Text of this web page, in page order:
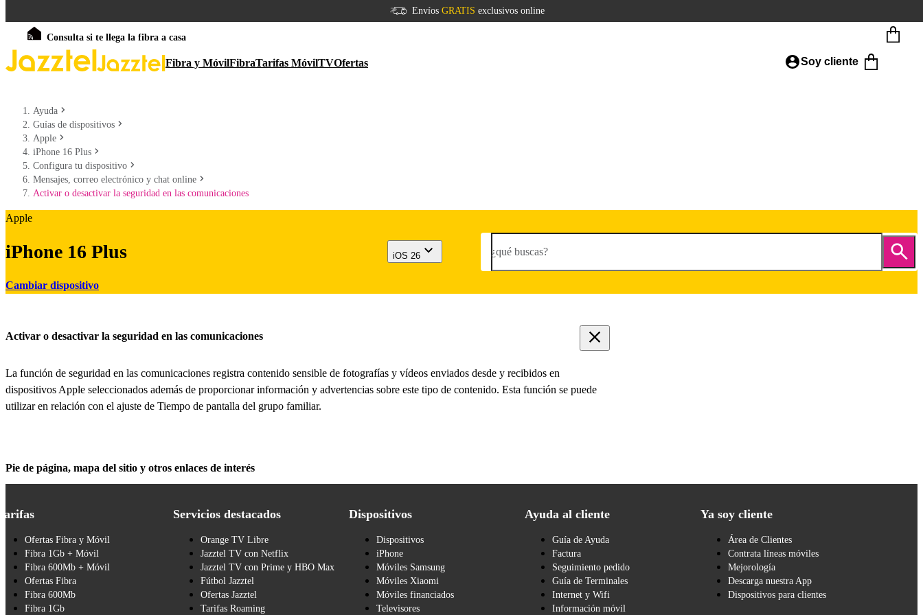
Envíos GRATIS exclusivos online
Consulta si te llega la fibra a casa
Fibra y MóvilFibraTarifas MóvilTVOfertas Soy cliente
Ayuda
Guías de dispositivos
Apple
iPhone 16 Plus
Configura tu dispositivo
Mensajes, correo electrónico y chat online
Activar o desactivar la seguridad en las comunicaciones
Apple
iPhone 16 Plus
Cambiar dispositivo
iOS 26 ¿qué buscas?
Activar o desactivar la seguridad en las comunicaciones
La función de seguridad en las comunicaciones registra contenido sensible de fotografías y vídeos enviados desde y recibidos en
dispositivos Apple seleccionados además de proporcionar información y advertencias sobre este tipo de contenido. Esta función se puede
utilizar en relación con el ajuste de Tiempo de pantalla del grupo familiar.
Pie de página, mapa del sitio y otros enlaces de interés
Ofertas Fibra y Móvil
Fibra 1Gb + Móvil
Fibra 600Mb + Móvil
Ofertas Fibra
Fibra 600Mb
Fibra 1Gb
Servicios destacados
Orange TV Libre
Jazztel TV con Netflix
Jazztel TV con Prime y HBO Max
Fútbol Jazztel
Ofertas Jazztel
Tarifas Roaming
Dispositivos
Dispositivos
iPhone
Móviles Samsung
Móviles Xiaomi
Móviles financiados
Televisores
Ayuda al cliente
Guía de Ayuda
Factura
Seguimiento pedido
Guía de Terminales
Internet y Wifi
Información móvil
Ya soy cliente
Área de Clientes
Contrata líneas móviles
Mejorología
Descarga nuestra App
Dispositivos para clientes